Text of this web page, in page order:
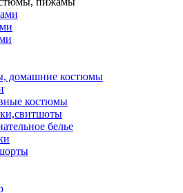
домашние костюмы
костюмы
белье